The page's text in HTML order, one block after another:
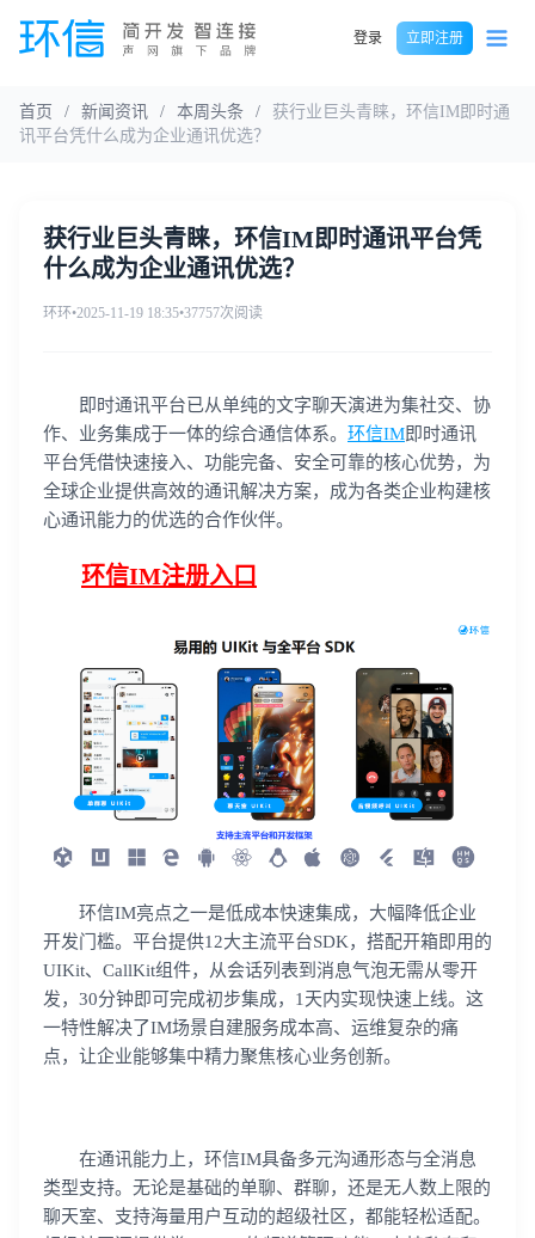
登录 立即注册
首页 / 新闻资讯 / 本周头条 /
获行业巨头青睐，环信IM即时通
讯平台凭什么成为企业通讯优选？
获行业巨头青睐，环信IM即时通讯平台凭
什么成为企业通讯优选？
环环•2025-11-19 18:35•37757次阅读
即时通讯平台已从单纯的文字聊天演进为集社交、协
作、业务集成于一体的综合通信体系。 环信IM即时通讯
平台凭借快速接入、功能完备、安全可靠的核心优势，为
全球企业提供高效的通讯解决方案，成为各类企业构建核
心通讯能力的优选的合作伙伴。
环信IM注册入口
环信IM亮点之一是低成本快速集成，大幅降低企业
开发门槛。平台提供12大主流平台SDK，搭配开箱即用的
UIKit、CallKit组件，从会话列表到消息气泡无需从零开
发，30分钟即可完成初步集成，1天内实现快速上线。这
一特性解决了IM场景自建服务成本高、运维复杂的痛
点，让企业能够集中精力聚焦核心业务创新。
在通讯能力上，环信IM具备多元沟通形态与全消息
类型支持。无论是基础的单聊、群聊，还是无人数上限的
聊天室、支持海量用户互动的超级社区，都能轻松适配。